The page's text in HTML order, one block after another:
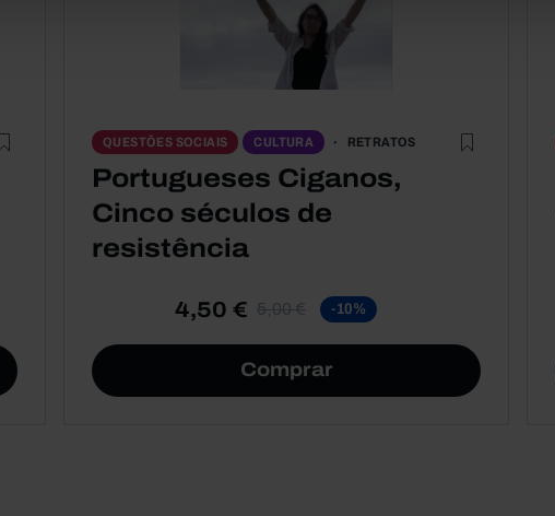
QUESTÕES SOCIAIS CULTURA RETRATOS
Portugueses Ciganos,
Cinco séculos de
resistência
4,50 € 5,00 € -10%
Comprar